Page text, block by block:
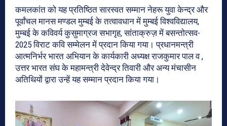
कमलकांत को यह प्रतिष्ठित सारस्वत सम्मान नेहरू युवा केन्द्र और
पूर्वांचल मानस मण्डल मुम्बई के तत्वावधान में मुम्बई विश्वविद्यालय,
मुम्बई के कविवर्य कुसुमाग्रज सभागृह, सांताक्रुज़ में बसन्तोत्सव-
2025 विराट कवि सम्मेलन में प्रदान किया गया। प्रधानमन्त्री
आत्मनिर्भर भारत अभियान के कार्यकारी अध्यक्ष राजकुमार पाल व ,
उत्तर भारत संघ के महामन्त्री देवेन्द्र तिवारी और अन्य मंचासीन
अतिथियों द्वारा उन्हें यह सम्मान प्रदान किया गया।